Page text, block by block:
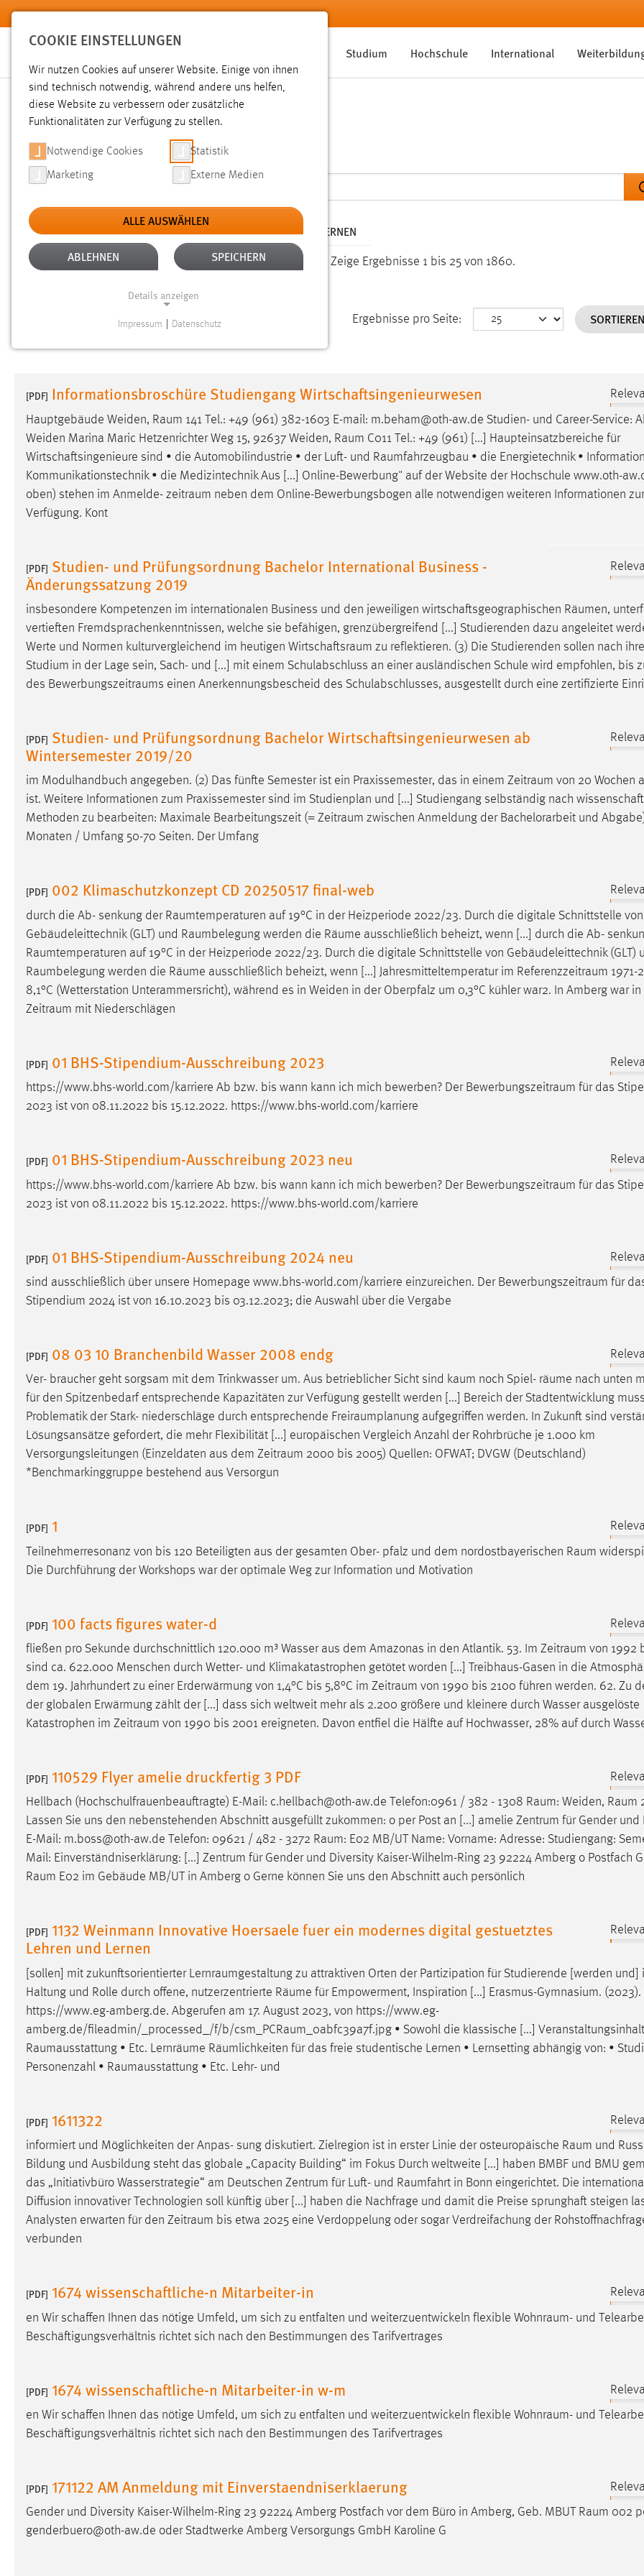
Zum Hauptinhalt springen
Studium Hochschule International
SUCHE
Aktive Filter: ALTER: ÜBER EIN JAHR ALLE FILTER ENTFERNEN
Gesucht nach "raum". Es wurden 1860 Ergebnisse gefunden. Zeige Ergebnisse 1 bis 25 von 1860.
Ergebnisse pro Seite:
[PDF] Informationsbroschüre Studiengang Wirtschaftsingenieurwesen
Hauptgebäude Weiden, Raum 141 Tel.: +49 (961) 382-1603 E-mail: m.beham@oth-aw.de Studien- und Career-Service:
Weiden Marina Maric Hetzenrichter Weg 15, 92637 Weiden, Raum C011 Tel.: +49 (961) [...] Haupteinsatzbereiche für
Wirtschaftsingenieure sind • die Automobilindustrie • der Luft- und Raumfahrzeugbau • die Energietechnik •
Kommunikationstechnik • die Medizintechnik Aus [...] Online-Bewerbung" auf der Website der Hochschule www.oth-
oben) stehen im Anmelde- zeitraum neben dem Online-Bewerbungsbogen alle notwendigen weiteren Informationen zur
Verfügung. Kont
[PDF] Studien- und Prüfungsordnung Bachelor International Business -
Änderungssatzung 2019
insbesondere Kompetenzen im internationalen Business und den jeweiligen wirtschaftsgeographischen Räumen,
vertieften Fremdsprachenkenntnissen, welche sie befähigen, grenzübergreifend [...] Studierenden dazu angeleitet
Werte und Normen kulturvergleichend im heutigen Wirtschaftsraum zu reflektieren. (3) Die Studierenden sollen nach
Studium in der Lage sein, Sach- und [...] mit einem Schulabschluss an einer ausländischen Schule wird empfohlen, bis
des Bewerbungszeitraums einen Anerkennungsbescheid des Schulabschlusses, ausgestellt durch eine zertifizierte
[PDF] Studien- und Prüfungsordnung Bachelor Wirtschaftsingenieurwesen ab
Wintersemester 2019/20
im Modulhandbuch angegeben. (2) Das fünfte Semester ist ein Praxissemester, das in einem Zeitraum von 20 Wochen
ist. Weitere Informationen zum Praxissemester sind im Studienplan und [...] Studiengang selbständig nach
Methoden zu bearbeiten: Maximale Bearbeitungszeit (= Zeitraum zwischen Anmeldung der Bachelorarbeit und
Monaten / Umfang 50-70 Seiten. Der Umfang
[PDF] 002 Klimaschutzkonzept CD 20250517 final-web
durch die Ab- senkung der Raumtemperaturen auf 19°C in der Heizperiode 2022/23. Durch die digitale Schnittstelle von
Gebäudeleittechnik (GLT) und Raumbelegung werden die Räume ausschließlich beheizt, wenn [...] durch die Ab-
Raumtemperaturen auf 19°C in der Heizperiode 2022/23. Durch die digitale Schnittstelle von Gebäudeleittechnik (GLT)
Raumbelegung werden die Räume ausschließlich beheizt, wenn [...] Jahresmitteltemperatur im Referenzzeitraum 1971-
8,1°C (Wetterstation Unterammersricht), während es in Weiden in der Oberpfalz um 0,3°C kühler war2. In Amberg war
Zeitraum mit Niederschlägen
[PDF] 01 BHS-Stipendium-Ausschreibung 2023
https://www.bhs-world.com/karriere Ab bzw. bis wann kann ich mich bewerben? Der Bewerbungszeitraum für das
2023 ist von 08.11.2022 bis 15.12.2022. https://www.bhs-world.com/karriere
[PDF] 01 BHS-Stipendium-Ausschreibung 2023 neu
https://www.bhs-world.com/karriere Ab bzw. bis wann kann ich mich bewerben? Der Bewerbungszeitraum für das
2023 ist von 08.11.2022 bis 15.12.2022. https://www.bhs-world.com/karriere
[PDF] 01 BHS-Stipendium-Ausschreibung 2024 neu
sind ausschließlich über unsere Homepage www.bhs-world.com/karriere einzureichen. Der Bewerbungszeitraum für
Stipendium 2024 ist von 16.10.2023 bis 03.12.2023; die Auswahl über die Vergabe
[PDF] 08 03 10 Branchenbild Wasser 2008 endg
Ver- braucher geht sorgsam mit dem Trinkwasser um. Aus betrieblicher Sicht sind kaum noch Spiel- räume nach unten
für den Spitzenbedarf entsprechende Kapazitäten zur Verfügung gestellt werden [...] Bereich der Stadtentwicklung
Problematik der Stark- niederschläge durch entsprechende Freiraumplanung aufgegriffen werden. In Zukunft sind
Lösungsansätze gefordert, die mehr Flexibilität [...] europäischen Vergleich Anzahl der Rohrbrüche je 1.000 km
Versorgungsleitungen (Einzeldaten aus dem Zeitraum 2000 bis 2005) Quellen: OFWAT; DVGW (Deutschland)
*Benchmarkinggruppe bestehend aus Versorgun
[PDF] 1
Teilnehmerresonanz von bis 120 Beteiligten aus der gesamten Ober- pfalz und dem nordostbayerischen Raum
Die Durchführung der Workshops war der optimale Weg zur Information und Motivation
[PDF] 100 facts figures water-d
fließen pro Sekunde durchschnittlich 120.000 m³ Wasser aus dem Amazonas in den Atlantik. 53. Im Zeitraum von 1992
sind ca. 622.000 Menschen durch Wetter- und Klimakatastrophen getötet worden [...] Treibhaus-Gasen in die
dem 19. Jahrhundert zu einer Erderwärmung von 1,4°C bis 5,8°C im Zeitraum von 1990 bis 2100 führen werden. 62. Zu
der globalen Erwärmung zählt der [...] dass sich weltweit mehr als 2.200 größere und kleinere durch Wasser ausgelöste
Katastrophen im Zeitraum von 1990 bis 2001 ereigneten. Davon entfiel die Hälfte auf Hochwasser, 28% auf durch
[PDF] 110529 Flyer amelie druckfertig 3 PDF
Hellbach (Hochschulfrauenbeauftragte) E-Mail: c.hellbach@oth-aw.de Telefon:0961 / 382 - 1308 Raum: Weiden, Raum
Lassen Sie uns den nebenstehenden Abschnitt ausgefüllt zukommen: o per Post an [...] amelie Zentrum für Gender und
E-Mail: m.boss@oth-aw.de Telefon: 09621 / 482 - 3272 Raum: E02 MB/UT Name: Vorname: Adresse: Studiengang:
Mail: Einverständniserklärung: [...] Zentrum für Gender und Diversity Kaiser-Wilhelm-Ring 23 92224 Amberg o Postfach
Raum E02 im Gebäude MB/UT in Amberg o Gerne können Sie uns den Abschnitt auch persönlich
[PDF] 1132 Weinmann Innovative Hoersaele fuer ein modernes digital gestuetztes
Lehren und Lernen
[sollen] mit zukunftsorientierter Lernraumgestaltung zu attraktiven Orten der Partizipation für Studierende [werden und]
Haltung und Rolle durch offene, nutzerzentrierte Räume für Empowerment, Inspiration [...] Erasmus-Gymnasium. (2023).
https://www.eg-amberg.de. Abgerufen am 17. August 2023, von https://www.eg-
amberg.de/fileadmin/_processed_/f/b/csm_PCRaum_0abfc39a7f.jpg • Sowohl die klassische [...]
Raumausstattung • Etc. Lernräume Räumlichkeiten für das freie studentische Lernen • Lernsetting abhängig von: •
Personenzahl • Raumausstattung • Etc. Lehr- und
[PDF] 1611322
informiert und Möglichkeiten der Anpas- sung diskutiert. Zielregion ist in erster Linie der osteuropäische Raum und
Bildung und Ausbildung steht das globale „Capacity Building“ im Fokus Durch weltweite [...] haben BMBF und BMU
das „Initiativbüro Wasserstrategie“ am Deutschen Zentrum für Luft- und Raumfahrt in Bonn eingerichtet. Die
Diffusion innovativer Technologien soll künftig über [...] haben die Nachfrage und damit die Preise sprunghaft steigen
Analysten erwarten für den Zeitraum bis etwa 2025 eine Verdoppelung oder sogar Verdreifachung der
verbunden
[PDF] 1674 wissenschaftliche-n Mitarbeiter-in
en Wir schaffen Ihnen das nötige Umfeld, um sich zu entfalten und weiterzuentwickeln flexible Wohnraum- und
Beschäftigungsverhältnis richtet sich nach den Bestimmungen des Tarifvertrages
[PDF] 1674 wissenschaftliche-n Mitarbeiter-in w-m
en Wir schaffen Ihnen das nötige Umfeld, um sich zu entfalten und weiterzuentwickeln flexible Wohnraum- und
Beschäftigungsverhältnis richtet sich nach den Bestimmungen des Tarifvertrages
[PDF] 171122 AM Anmeldung mit Einverstaendniserklaerung
Gender und Diversity Kaiser-Wilhelm-Ring 23 92224 Amberg Postfach vor dem Büro in Amberg, Geb. MBUT
Raum 002
genderbuero@oth-aw.de oder Stadtwerke Amberg Versorgungs GmbH Karoline G
COOKIE EINSTELLUNGEN
Wir nutzen Cookies auf unserer Website. Einige von ihnen
sind technisch notwendig, während andere uns helfen,
diese Website zu verbessern oder zusätzliche
Funktionalitäten zur Verfügung zu stellen.
Notwendige Cookies Statistik
Marketing Externe Medien
ALLE AUSWÄHLEN
ABLEHNEN SPEICHERN
Details anzeigen
Website erforderlich.
Einverständnis
Name: cookie_consent
ausgewählten Einverständnis-Optionen
Performance
Name: staticfilecache
Zweck:
Für performante Seitenauslieferung wird
in diesem Cookie gespeichert, ob man
eingeloggt ist.
Name: site-language-preference
Sprache der Website.
Cookie Laufzeit: 30 Tage
Name:
MibewSessionID, MIBEW_UserID,
mibew_locale, mibew-chat-frame-style-
5e9dbeb1811c0446
Zweck:
Wird benötigt um die Chatfunktion
nutzen zu können.
Cookie Laufzeit:
MibewSessionID, mibew-chat-frame-
style-5e9dbeb1811c0446 =
Sitzungslaufzeit, mibew_locale = 3
Login
Name: fe_user, be_user, be_lastLoginProvider
Cookie Laufzeit:
Statistik Cookies erfassen Informationen anonym.
Diese Informationen helfen uns zu verstehen, wie
unsere Besucher unsere Website nutzen.
Name: _pk_ref, _pk_cvar, _pk_id, _pk_ses
Zweck: Zugriffsstatistik
Cookie Laufzeit: Max. 13 Monate
MARKETING
Marketing Cookies werden von Drittanbietern
hinweg verfolgen.
Google Ads
Anbieter: Google Ireland Limited
Zweck: Conversion-Tracking
Cookie Laufzeit: 3 Monate
Facebook Pixel
Anbieter: Facebook
Zweck: Conversion-Tracking
Cookie Laufzeit: 3 Monate
Plattformen anzeigen zu können, werden von diesen
externen Medien Cookies gesetzt.
YouTube
Vimeo
Impressum Datenschutz